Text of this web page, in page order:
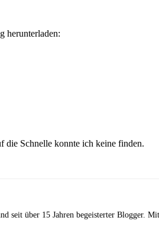
herunterladen:
Schnelle konnte ich keine finden.
seit über 15 Jahren begeisterter Blogger.